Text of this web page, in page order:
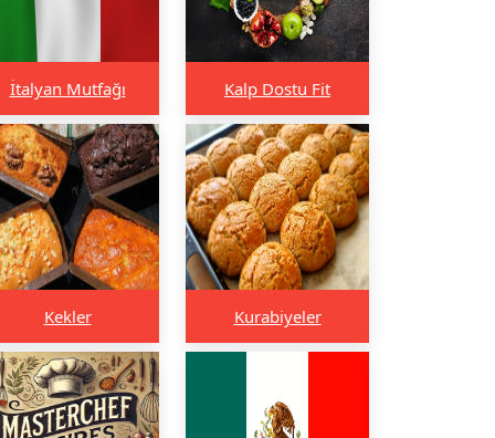
İtalyan Mutfağı Kalp Dostu Fit
Kekler Kurabiyeler